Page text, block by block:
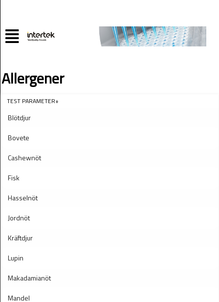
Allergener
TEST PARAMETER+
Blötdjur
Bovete
Cashewnöt
Fisk
Hasselnöt
Jordnöt
Kräftdjur
Lupin
Makadamianöt
Mandel